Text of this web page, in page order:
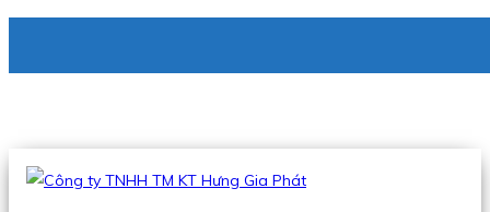
Hotline:0938 336 079